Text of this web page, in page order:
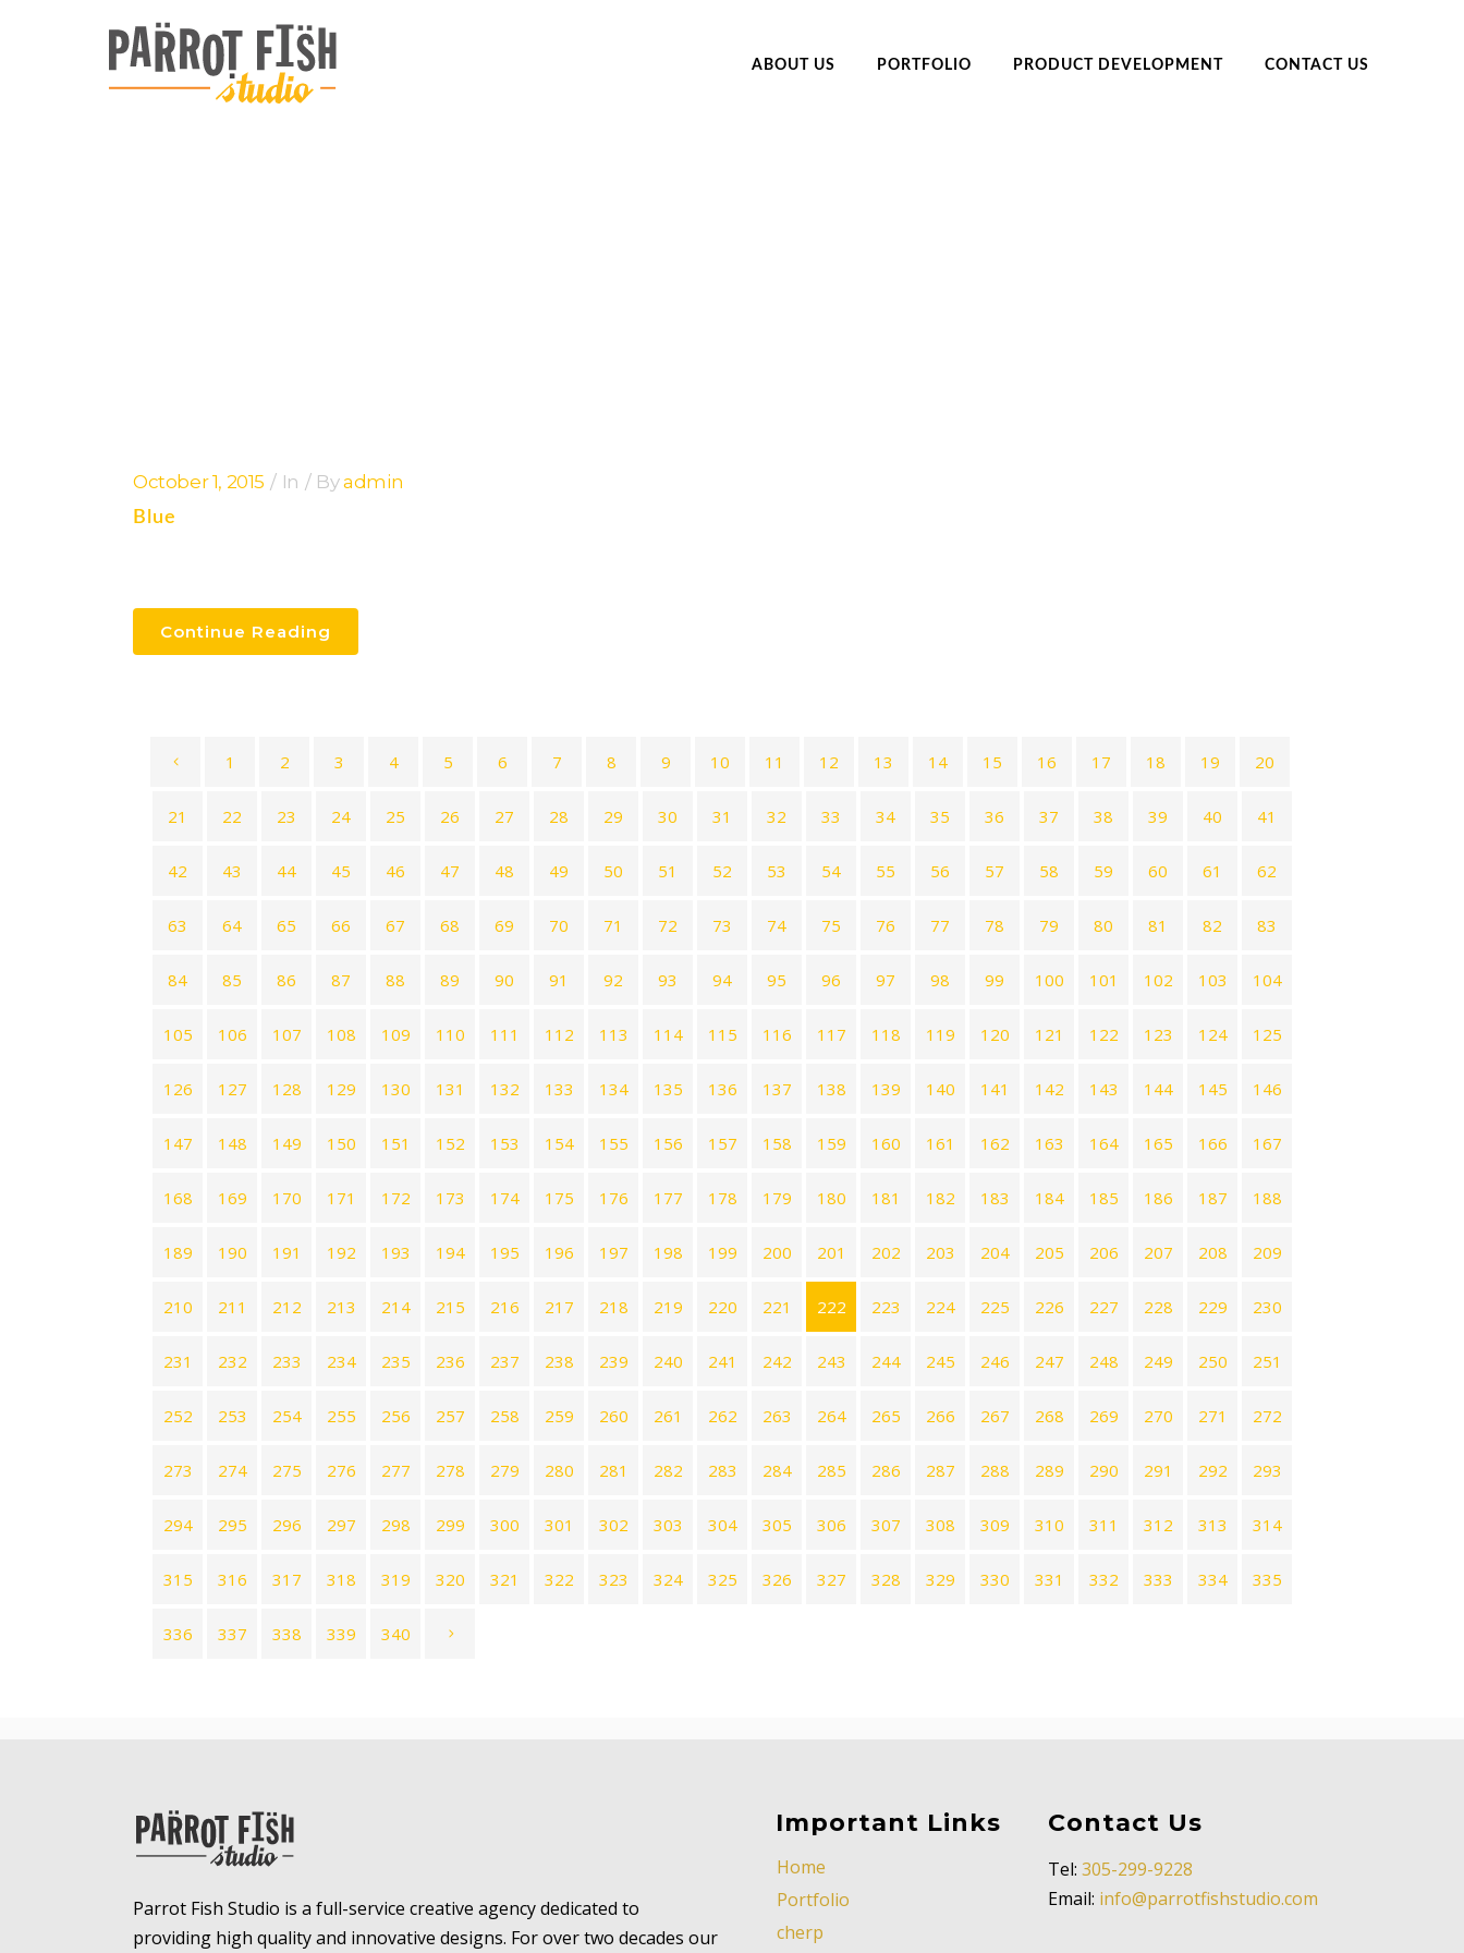
ABOUT US PORTFOLIO PRODUCT DEVELOPMENT CONTACT US
October 1, 2015 In Byadmin
Blue
Continue Reading
1 2 3 4 5 6 7 8 9 10 11 12 13 14 15 16 17 18 19 20
21 22 23 24 25 26 27 28 29 30 31 32 33 34 35 36 37 38 39 40 41
42 43 44 45 46 47 48 49 50 51 52 53 54 55 56 57 58 59 60 61 62
63 64 65 66 67 68 69 70 71 72 73 74 75 76 77 78 79 80 81 82 83
84 85 86 87 88 89 90 91 92 93 94 95 96 97 98 99 100 101 102 103 104
105 106 107 108 109 110 111 112 113 114 115 116 117 118 119 120 121 122 123 124 125
126 127 128 129 130 131 132 133 134 135 136 137 138 139 140 141 142 143 144 145 146
147 148 149 150 151 152 153 154 155 156 157 158 159 160 161 162 163 164 165 166 167
168 169 170 171 172 173 174 175 176 177 178 179 180 181 182 183 184 185 186 187 188
189 190 191 192 193 194 195 196 197 198 199 200 201 202 203 204 205 206 207 208 209
210 211 212 213 214 215 216 217 218 219 220 221 222 223 224 225 226 227 228 229 230
231 232 233 234 235 236 237 238 239 240 241 242 243 244 245 246 247 248 249 250 251
252 253 254 255 256 257 258 259 260 261 262 263 264 265 266 267 268 269 270 271 272
273 274 275 276 277 278 279 280 281 282 283 284 285 286 287 288 289 290 291 292 293
294 295 296 297 298 299 300 301 302 303 304 305 306 307 308 309 310 311 312 313 314
315 316 317 318 319 320 321 322 323 324 325 326 327 328 329 330 331 332 333 334 335
336 337 338 339 340
Parrot Fish Studio is a full-service creative agency dedicated to
providing high quality and innovative designs. For over two decades our
Important Links
Home
Portfolio
cherp
Contact Us
Tel: 305-299-9228
Email: info@parrotfishstudio.com